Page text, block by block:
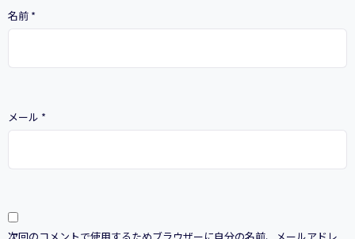
名前 *
メール *
次回のコメントで使用するためブラウザーに自分の名前、メールアドレ